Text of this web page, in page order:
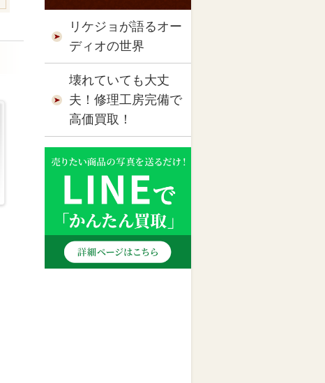
リケジョが語るオー
ディオの世界
壊れていても大丈
夫！修理工房完備で
高価買取！